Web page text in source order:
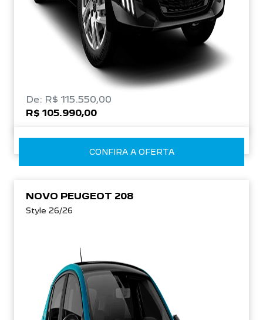
De: R$ 115.550,00
R$ 105.990,00
CONFIRA A OFERTA
NOVO PEUGEOT 208
Style 26/26